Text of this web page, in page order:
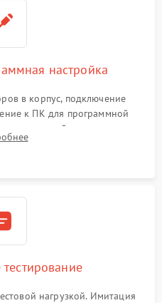
настройка
в корпус, подключение
к ПК для программной
настройки порогов
счетчиков старения АКБ.
нагрузкой. Имитация